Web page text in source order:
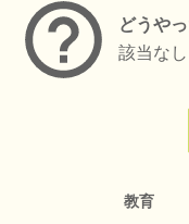
どうや
該当なし
教育